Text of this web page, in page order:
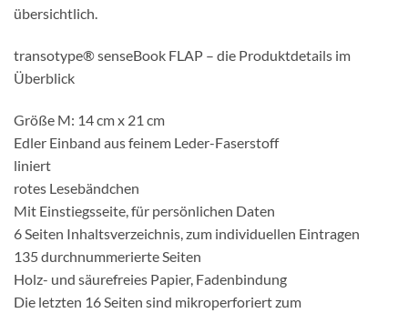
übersichtlich.
transotype® senseBook FLAP – die Produktdetails im
Überblick
Größe M: 14 cm x 21 cm
Edler Einband aus feinem Leder-Faserstoff
liniert
rotes Lesebändchen
Mit Einstiegsseite, für persönlichen Daten
6 Seiten Inhaltsverzeichnis, zum individuellen Eintragen
135 durchnummerierte Seiten
Holz- und säurefreies Papier, Fadenbindung
Die letzten 16 Seiten sind mikroperforiert zum